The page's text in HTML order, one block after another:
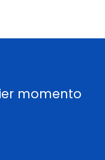
momento